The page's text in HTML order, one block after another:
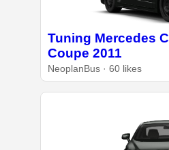
Tuning Mercedes
Coupe 2011
NeoplanBus · 60 likes